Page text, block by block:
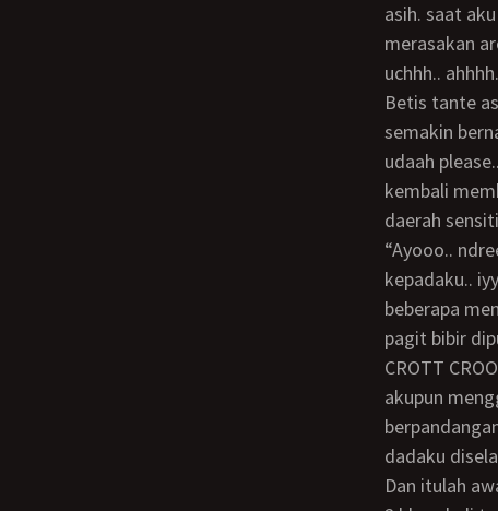
asih. saat
merasakan
uchhh..
betis tante asih yg jenjang mengangkang itu dijepitkannya ke leherku. hingga aku
semakin
udaah
kembali
daerah
“ayooo.. ndreee… ochhhhhh.. tante mau klimaks… uhhffff.. tante memberi aba aba
kepadaku..
beberapa
pagit bibir
CROTT
akupun
dadaku
Dan itulah